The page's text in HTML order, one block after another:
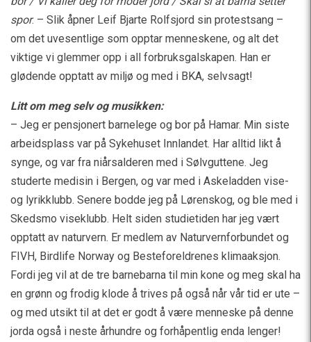
spor. – Slik åpner Leif Bjarte Rolfsjord sin protestsang –
om det uvesentlige som opptar menneskene, og alt det
viktige vi glemmer opp i all forbruksgalskapen. Han er
glødende opptatt av miljø og med i BKA, selvsagt!
Litt om meg selv og musikken:
– Jeg er pensjonert barnelege og bor på Hamar. Min siste
arbeidsplass var på Sykehuset Innlandet. Har alltid likt å
synge, og var fra niårsalderen med i Sølvguttene. Jeg
studerte medisin i Bergen, og var med i Askeladden vise-
og lyrikklubb. Senere bodde jeg på Lørenskog, og ble med i
Skedsmo viseklubb. Helt siden studietiden har jeg vært
opptatt av naturvern. Er medlem av Naturvernforbundet og
FIVH, Birdlife Norway og Besteforeldrenes klimaaksjon.
Fordi jeg vil at de tre barnebarna til min kone og meg skal ha
en grønn og frodig klode å trives på også når vår tid er ute –
og med utsikt til at det er godt å være menneske på denne
jorda også i neste århundre og forhåpentlig enda lenger!